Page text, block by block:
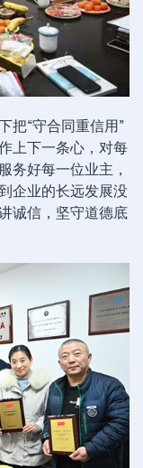
把“守合同重信用”
上下一条心，对每
务好每一位业主，
企业的长远发展没
诚信，坚守道德底